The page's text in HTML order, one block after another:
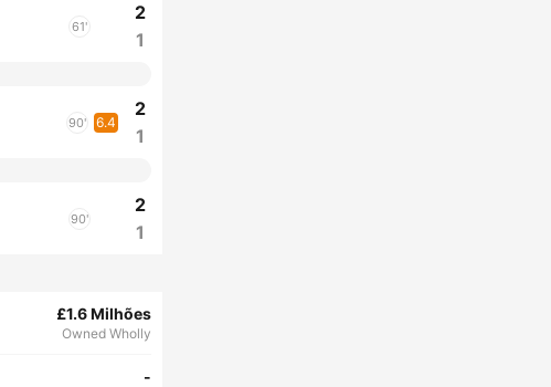
61'
2
1
90' 6.4
2
1
90'
2
1
£1.6 Milhões
Owned Wholly
-